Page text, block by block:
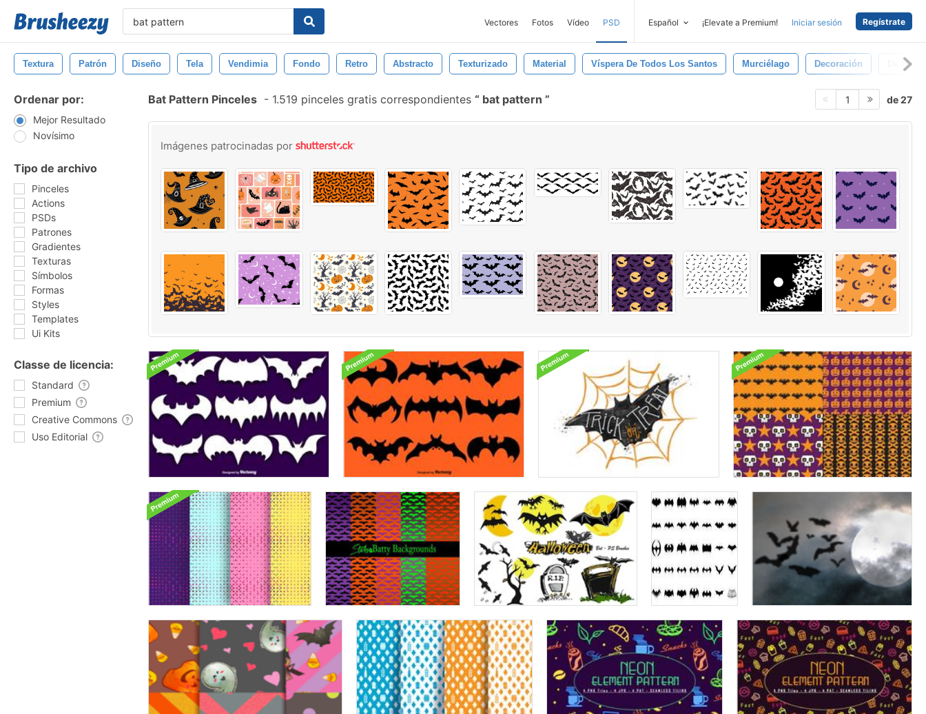
Vectores Fotos Vídeo PSD Español ¡Elevate a Premium! Iniciar sesión Regístrate
Textura Patrón Diseño Tela Vendimia Fondo Retro Abstracto Texturizado Material Víspera De Todos Los Santos Murciélago Decoración De
Ordenar por:
Mejor Resultado
Novísimo
Tipo de archivo
Pinceles
Actions
PSDs
Patrones
Gradientes
Texturas
Símbolos
Formas
Styles
Templates
Ui Kits
Classe de licencia:
Standard
Premium
Creative Commons
Uso Editorial
Bat Pattern Pinceles - 1.519 pinceles gratis correspondientes bat pattern 1 de 27
Imágenes patrocinadas por